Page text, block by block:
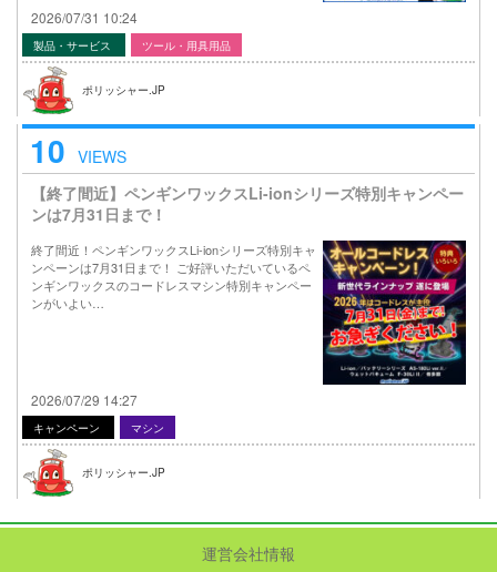
2026/07/31 10:24
製品・サービス ツール・用具用品
ポリッシャー.JP
10 VIEWS
【終了間近】ペンギンワックスLi-ionシリーズ特別キャンペー
ンは7月31日まで！
終了間近！ペンギンワックスLi-ionシリーズ特別キャ
ンペーンは7月31日まで！ ご好評いただいているペ
ンギンワックスのコードレスマシン特別キャンペー
ンがいよい…
2026/07/29 14:27
キャンペーン マシン
ポリッシャー.JP
運営会社情報